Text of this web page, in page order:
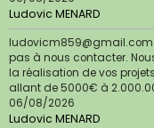
Ludovic MENARD
ludovicm859@gmail.com
pas à nous contacter.
la réalisation de vos
allant de 5000€ à
06/08/2026
Ludovic MENARD